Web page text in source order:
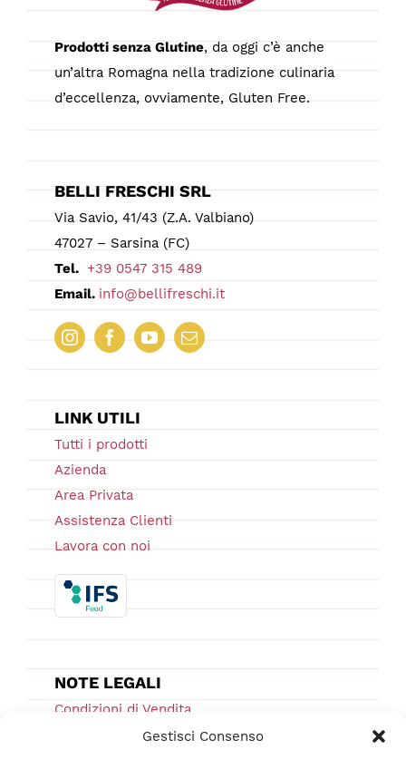
Gestisci Consenso
Prodotti senza Glutine, da oggi c’è anche
un’altra Romagna nella tradizione culinaria
d’eccellenza, ovviamente, Gluten Free.
BELLI FRESCHI SRL
Via Savio, 41/43 (Z.A. Valbiano)
47027 – Sarsina (FC)
Tel. +39 0547 315 489
Email. info@bellifreschi.it
LINK UTILI
Tutti i prodotti
Azienda
Area Privata
Assistenza Clienti
Lavora con noi
NOTE LEGALI
Condizioni di Vendita
Ordini e Spedizioni